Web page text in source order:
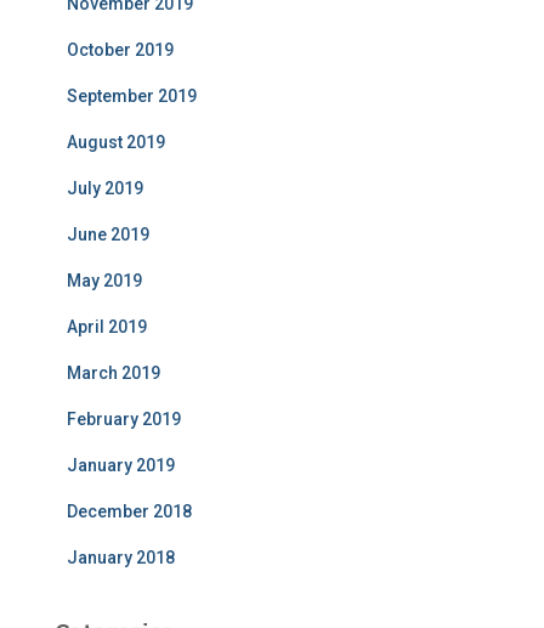
October 2019
September 2019
August 2019
July 2019
June 2019
May 2019
April 2019
March 2019
February 2019
January 2019
December 2018
January 2018